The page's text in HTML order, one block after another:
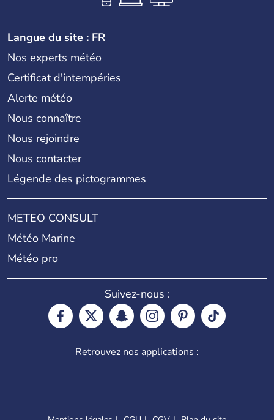
Langue du site : FR
Nos experts météo
Certificat d'intempéries
Alerte météo
Nous connaître
Nous rejoindre
Nous contacter
Légende des pictogrammes
METEO CONSULT
Météo Marine
Météo pro
Suivez-nous :
Retrouvez nos applications :